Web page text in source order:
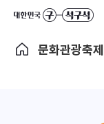
문화관광축제